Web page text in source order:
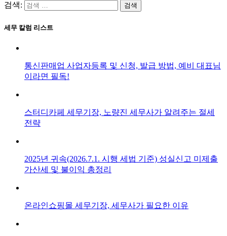
검색:
세무 칼럼 리스트
통신판매업 사업자등록 및 신청, 발급 방법, 예비 대표님
이라면 필독!
스터디카페 세무기장, 노량진 세무사가 알려주는 절세
전략
2025년 귀속(2026.7.1. 시행 세법 기준) 성실신고 미제출
가산세 및 불이익 총정리
온라인쇼핑몰 세무기장, 세무사가 필요한 이유